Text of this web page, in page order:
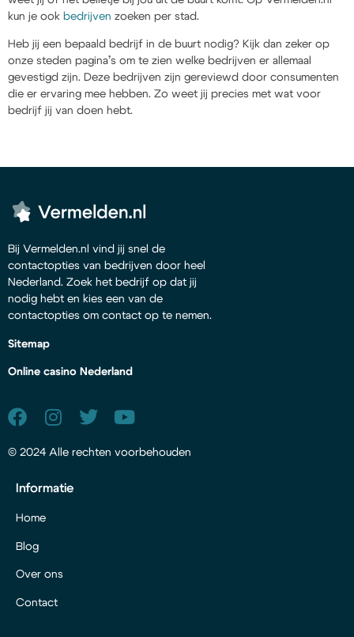
kun je ook bedrijven zoeken per stad.
Heb jij een bepaald bedrijf in de buurt nodig? Kijk dan zeker op
onze steden pagina’s om te zien welke bedrijven er allemaal
gevestigd zijn. Deze bedrijven zijn gereviewd door consumenten
die er ervaring mee hebben. Zo weet jij precies met wat voor
bedrijf jij van doen hebt.
Bij Vermelden.nl vind jij snel de
contactopties van bedrijven door heel
Nederland. Zoek het bedrijf op dat jij
nodig hebt en kies een van de
contactopties om contact op te nemen.
Sitemap
Online casino Nederland
© 2024 Alle rechten voorbehouden
Informatie
Home
Blog
Over ons
Contact